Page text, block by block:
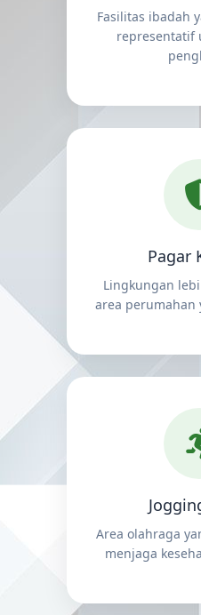
Fasilitas ibadah
representatif
Pagar
Lingkungan
area
Area olahraga
menjaga